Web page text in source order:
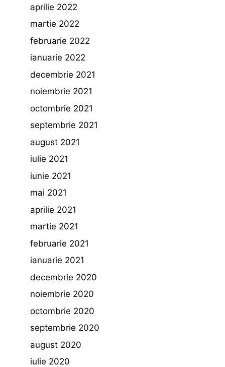
aprilie 2022
martie 2022
februarie 2022
ianuarie 2022
decembrie 2021
noiembrie 2021
octombrie 2021
septembrie 2021
august 2021
iulie 2021
iunie 2021
mai 2021
aprilie 2021
martie 2021
februarie 2021
ianuarie 2021
decembrie 2020
noiembrie 2020
octombrie 2020
septembrie 2020
august 2020
iulie 2020